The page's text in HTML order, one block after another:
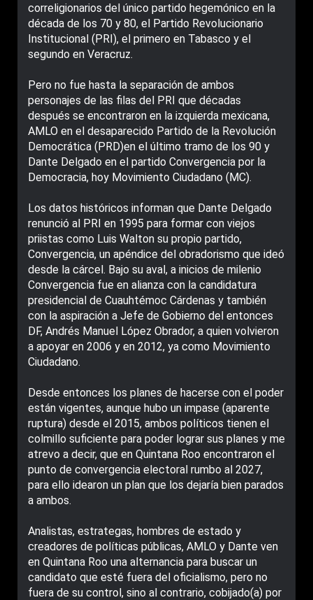
correligionarios del único partido hegemónico en la
década de los 70 y 80, el Partido Revolucionario
Institucional (PRI), el primero en Tabasco y el
segundo en Veracruz.
Pero no fue hasta la separación de ambos
personajes de las filas del PRI que décadas
después se encontraron en la izquierda mexicana,
AMLO en el desaparecido Partido de la Revolución
Democrática (PRD)en el último tramo de los 90 y
Dante Delgado en el partido Convergencia por la
Democracia, hoy Movimiento Ciudadano (MC).
Los datos históricos informan que Dante Delgado
renunció al PRI en 1995 para formar con viejos
priistas como Luis Walton su propio partido,
Convergencia, un apéndice del obradorismo que ideó
desde la cárcel. Bajo su aval, a inicios de milenio
Convergencia fue en alianza con la candidatura
presidencial de Cuauhtémoc Cárdenas y también
con la aspiración a Jefe de Gobierno del entonces
DF, Andrés Manuel López Obrador, a quien volvieron
a apoyar en 2006 y en 2012, ya como Movimiento
Ciudadano.
Desde entonces los planes de hacerse con el poder
están vigentes, aunque hubo un impase (aparente
ruptura) desde el 2015, ambos políticos tienen el
colmillo suficiente para poder lograr sus planes y me
atrevo a decir, que en Quintana Roo encontraron el
punto de convergencia electoral rumbo al 2027,
para ello idearon un plan que los dejaría bien parados
a ambos.
Analistas, estrategas, hombres de estado y
creadores de políticas públicas, AMLO y Dante ven
en Quintana Roo una alternancia para buscar un
candidato que esté fuera del oficialismo, pero no
fuera de su control, sino al contrario, cobijado(a) por